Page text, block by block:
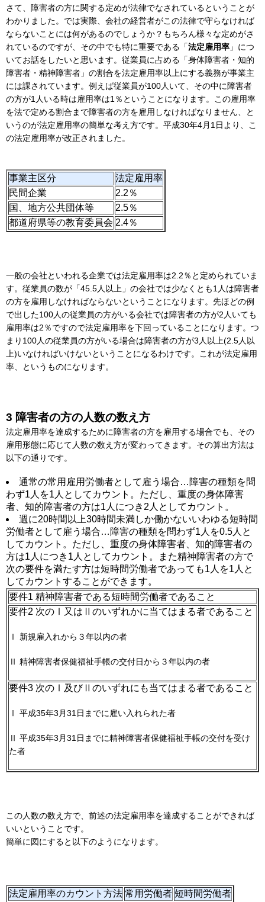
さて、障害者の方に関する定めが法律でなされているということが
わかりました。では実際、会社の経営者がこの法律で守らなければ
ならないことには何があるのでしょうか？もちろん様々な定めがさ
れているのですが、その中でも特に重要である「法定雇用率 」につ
いてお話をしたいと思います。従業員に占める「身体障害者・知的
障害者・精神障害者」の割合を法定雇用率以上にする義務が事業主
には課されています。例えば従業員が100人いて、その中に障害者
の方が1人いる時は雇用率は1％ということになります。この雇用率
を法で定める割合まで障害者の方を雇用しなければなりません、と
いうのが法定雇用率の簡単な考え方です。平成30年4月1日より、こ
の法定雇用率が改正されました。
事業主区分
法定雇用率
民間企業
2.2％
国、地方公共団体等
2.5％
都道府県等の教育委員会 2.4％
一般の会社といわれる企業では法定雇用率は2.2％と定められていま
す。従業員の数が「45.5人以上」の会社では少なくとも1人は障害者
の方を雇用しなければならないということになります。先ほどの例
で出した100人の従業員の方がいる会社では障害者の方が2人いても
雇用率は2％ですので法定雇用率を下回っていることになります。つ
まり100人の従業員の方がいる場合は障害者の方が3人以上(2.5人以
上)いなければいけないということになるわけです。これが法定雇用
率、というものになります。
3 障害者の方の人数の数え方
法定雇用率を達成するために障害者の方を雇用する場合でも、その
雇用形態に応じて人数の数え方が変わってきます。その算出方法は
以下の通りです。
通常の常用雇用労働者として雇う場合…障害の種類を問
わず1人を1人としてカウント。ただし、重度の身体障害
者、知的障害者の方は1人につき2人としてカウント。
週に20時間以上30時間未満しか働かないいわゆる短時間
労働者として雇う場合…障害の種類を問わず1人を0.5人と
してカウント。ただし、重度の身体障害者、知的障害者の
方は1人につき1人としてカウント。また精神障害者の方で
次の要件を満たす方は短時間労働者であっても1人を1人と
してカウントすることができます。
要件1 精神障害者である短時間労働者であること
要件2 次のⅠ又はⅡのいずれかに当てはまる者であること
Ⅰ 新規雇入れから３年以内の者
Ⅱ 精神障害者保健福祉手帳の交付日から３年以内の者
要件3 次のⅠ及びⅡのいずれにも当てはまる者であること
Ⅰ 平成35年3月31日までに雇い入れられた者
Ⅱ 平成35年3月31日までに精神障害者保健福祉手帳の交付を受け
た者
この人数の数え方で、前述の法定雇用率を達成することができれば
いいということです。
簡単に図にすると以下のようになります。
法定雇用率のカウント方法 常用労働者 短時間労働者